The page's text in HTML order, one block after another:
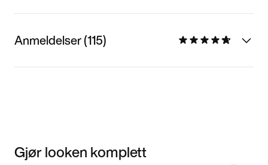
Anmeldelser (115)
Gjør looken komplett